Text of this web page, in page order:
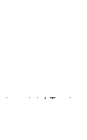
opinię! Twoja